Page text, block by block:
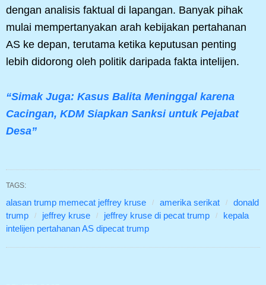
dengan analisis faktual di lapangan. Banyak pihak
mulai mempertanyakan arah kebijakan pertahanan
AS ke depan, terutama ketika keputusan penting
lebih didorong oleh politik daripada fakta intelijen.
“Simak Juga: Kasus Balita Meninggal karena
Cacingan, KDM Siapkan Sanksi untuk Pejabat
Desa”
TAGS:
alasan trump memecat jeffrey kruse amerika serikat
donald
trump
jeffrey kruse jeffrey kruse di pecat trump
kepala
intelijen pertahanan AS dipecat trump